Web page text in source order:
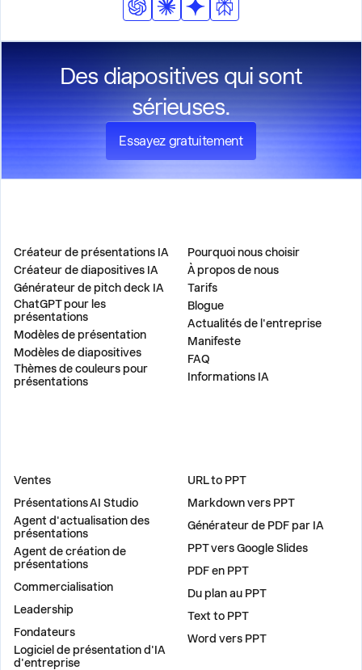
Des diapositives qui sont
sérieuses.
Essayez gratuitement
Créateur de présentations IA
Créateur de diapositives IA
Générateur de pitch deck IA
ChatGPT pour les
présentations
Modèles de présentation
Modèles de diapositives
Thèmes de couleurs pour
présentations
Pourquoi nous choisir
À propos de nous
Tarifs
Blogue
Actualités de l'entreprise
Manifeste
FAQ
Informations IA
Ventes
Présentations AI Studio
Agent d'actualisation des
présentations
Agent de création de
présentations
Commercialisation
Leadership
Fondateurs
Logiciel de présentation d'IA
d'entreprise
URL to PPT
Markdown vers PPT
Générateur de PDF par IA
PPT vers Google Slides
PDF en PPT
Du plan au PPT
Text to PPT
Word vers PPT